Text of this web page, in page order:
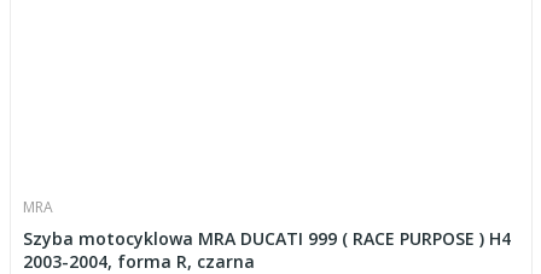
MRA
Szyba motocyklowa MRA DUCATI 999 ( RACE PURPOSE ) H4
2003-2004, forma R, czarna